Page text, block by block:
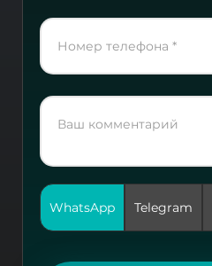
WhatsApp Telegram